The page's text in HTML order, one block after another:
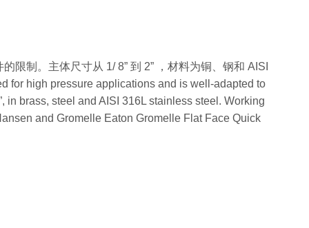
限制。主体尺寸从 1/ 8” 到 2” ，材料为铜、钢和 AISI
for high pressure applications and is well-adapted to
in brass, steel and AISI 316L stainless steel. Working
and Gromelle Eaton Gromelle Flat Face Quick